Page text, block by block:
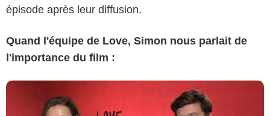
épisode après leur diffusion.
Quand l'équipe de Love, Simon nous parlait de
l'importance du film :